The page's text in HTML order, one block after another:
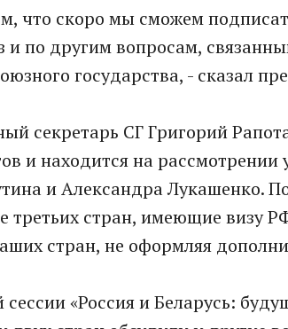
что скоро мы сможем
и по другим вопросам,
государства, - сказал
секретарь СГ Григорий
и находится на рассмотрении
и Александра Лукашенко.
третьих стран, имеющие визу
стран, не оформляя
сессии «Россия и Беларусь: